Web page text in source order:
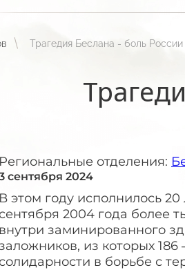
Трагедия Беслана - боль России
Региональные отделения:
сентября 2024
В этом году исполнилось
сентября 2004 года более
внутри заминированного
из которых
солидарности в борьбе с